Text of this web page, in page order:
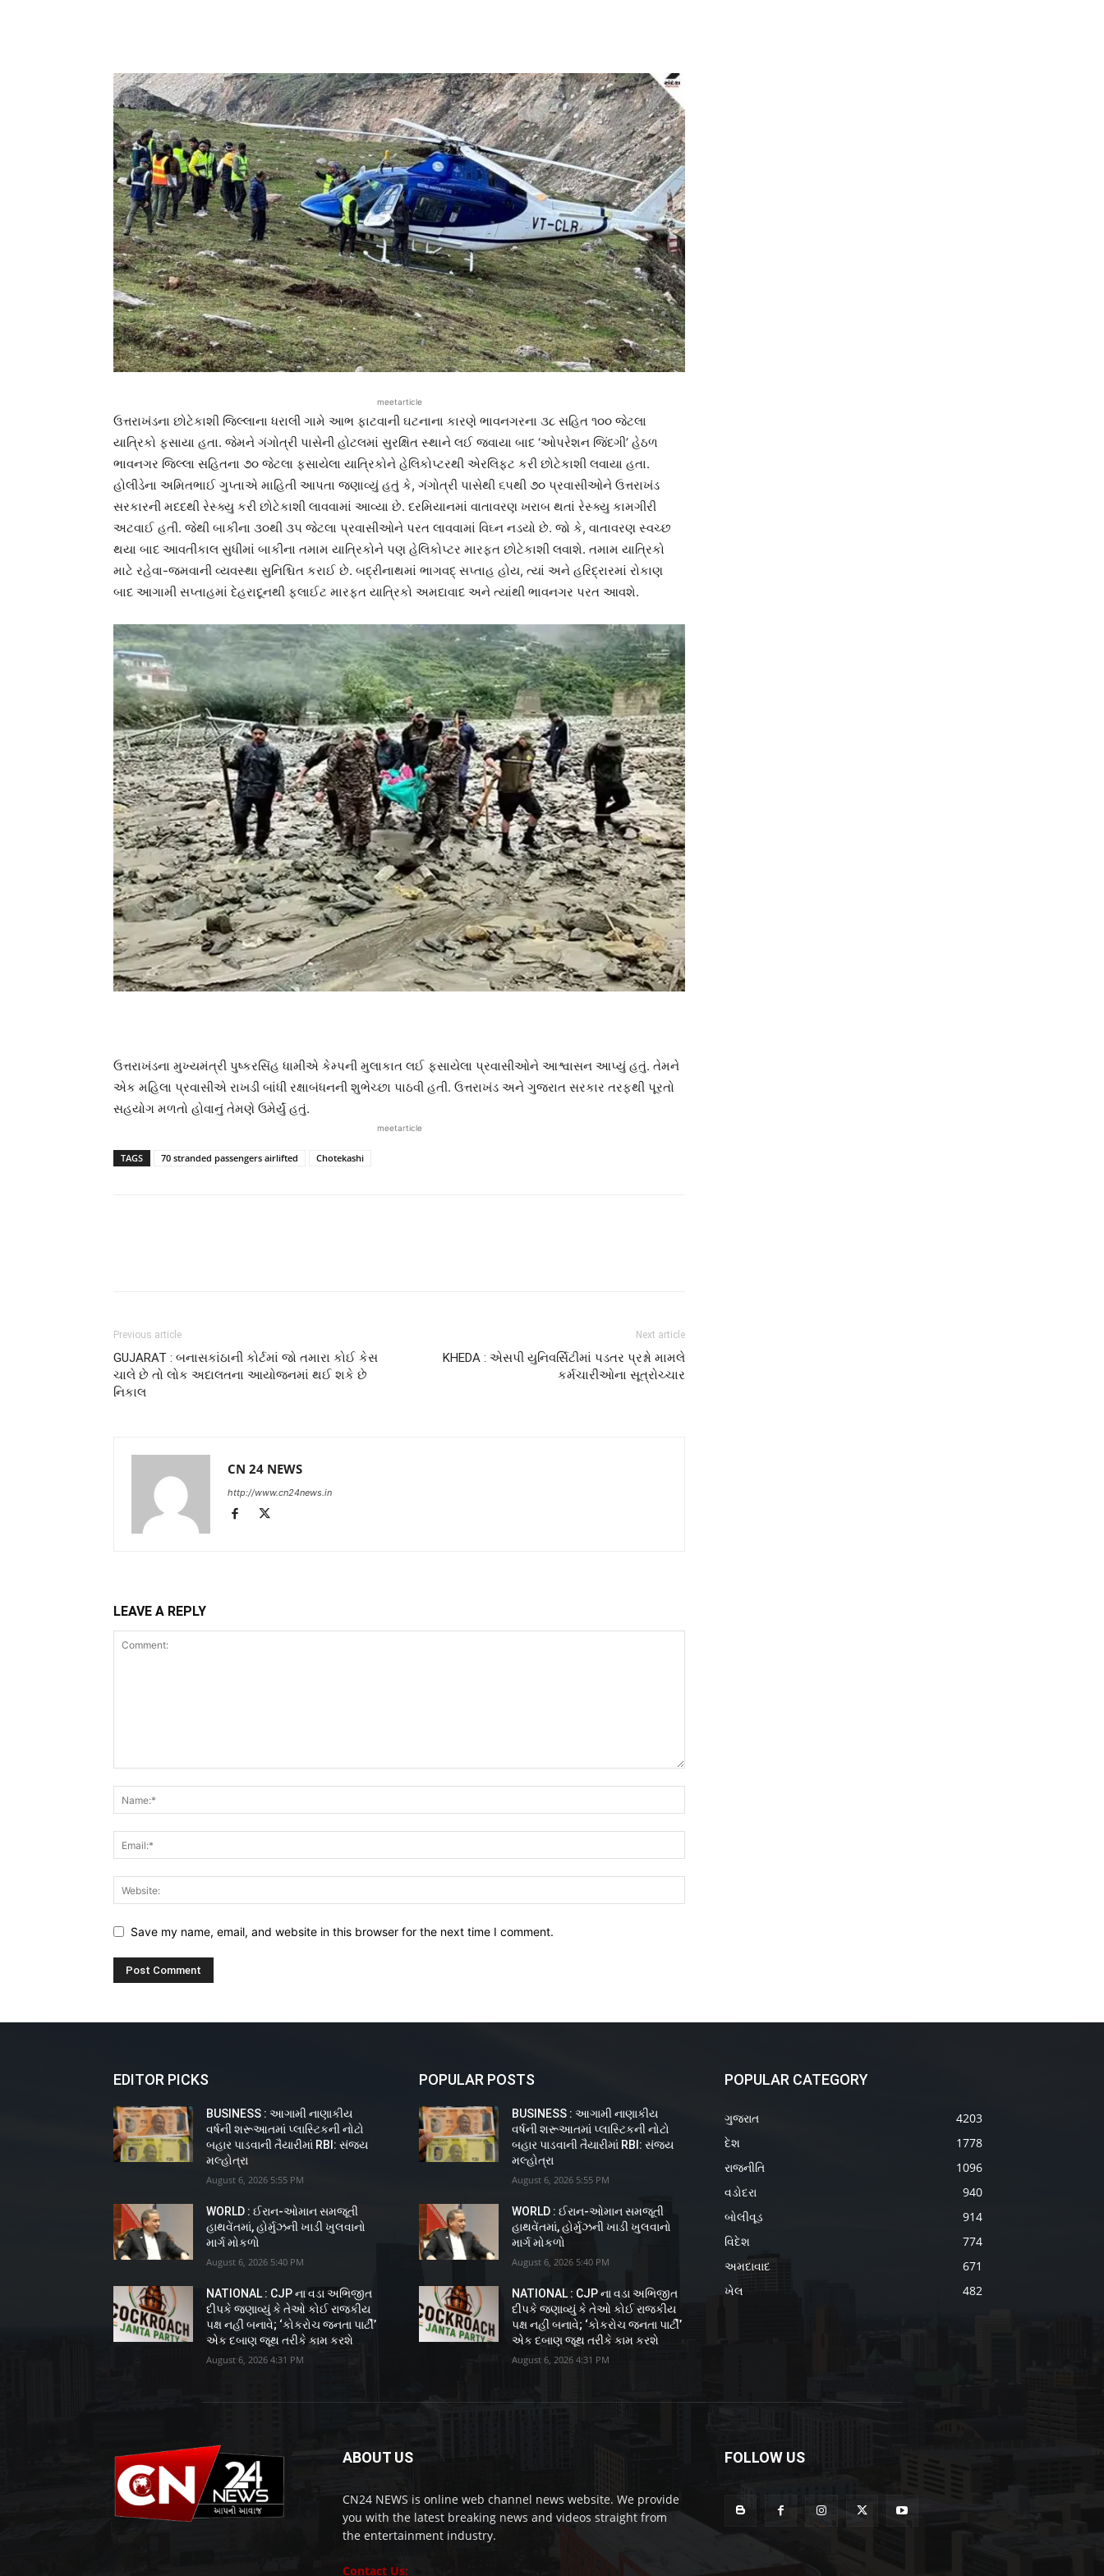
meetarticle
ઉત્તરાખંડના છોટેકાશી જિલ્લાના ધરાલી ગામે આભ ફાટવાની ઘટનાના કારણે ભાવનગરના ૩૮ સહિત ૧૦૦ જેટલા
યાત્રિકો ફસાયા હતા. જેમને ગંગોત્રી પાસેની હોટલમાં સુરક્ષિત સ્થાને લઈ જવાયા બાદ ‘ઓપરેશન જિંદગી’ હેઠળ
ભાવનગર જિલ્લા સહિતના ૭૦ જેટલા ફસાયેલા યાત્રિકોને હેલિકોપ્ટરથી એરલિફ્ટ કરી છોટેકાશી લવાયા હતા.
હોલીડેના અમિતભાઈ ગુપ્તાએ માહિતી આપતા જણાવ્યું હતું કે, ગંગોત્રી પાસેથી ૬૫થી ૭૦ પ્રવાસીઓને ઉત્તરાખંડ
સરકારની મદદથી રેસ્ક્યુ કરી છોટેકાશી લાવવામાં આવ્યા છે. દરમિયાનમાં વાતાવરણ ખરાબ થતાં રેસ્ક્યુ કામગીરી
અટવાઈ હતી. જેથી બાકીના ૩૦થી ૩૫ જેટલા પ્રવાસીઓને પરત લાવવામાં વિઘ્ન નડયો છે. જો કે, વાતાવરણ સ્વચ્છ
થયા બાદ આવતીકાલ સુધીમાં બાકીના તમામ યાત્રિકોને પણ હેલિકોપ્ટર મારફત છોટેકાશી લવાશે. તમામ યાત્રિકો
માટે રહેવા-જમવાની વ્યવસ્થા સુનિશ્ચિત કરાઈ છે. બદ્રીનાથમાં ભાગવદ્ સપ્તાહ હોય, ત્યાં અને હરિદ્રારમાં રોકાણ
બાદ આગામી સપ્તાહમાં દેહરાદૂનથી ફ્લાઈટ મારફત યાત્રિકો અમદાવાદ અને ત્યાંથી ભાવનગર પરત આવશે.
ઉત્તરાખંડના મુખ્યમંત્રી પુષ્કરસિંહ ધામીએ કેમ્પની મુલાકાત લઈ ફસાયેલા પ્રવાસીઓને આશ્વાસન આપ્યું હતું. તેમને
એક મહિલા પ્રવાસીએ રાખડી બાંધી રક્ષાબંધનની શુભેચ્છા પાઠવી હતી. ઉત્તરાખંડ અને ગુજરાત સરકાર તરફથી પૂરતો
સહયોગ મળતો હોવાનું તેમણે ઉમેર્યું હતું.
meetarticle
TAGS 70 stranded passengers airlifted Chotekashi
Previous article
GUJARAT : બનાસકાંઠાની કોર્ટમાં જો તમારા કોઈ કેસ
ચાલે છે તો લોક અદાલતના આયોજનમાં થઈ શકે છે
નિકાલ
Next article
KHEDA : એસપી યુનિવર્સિટીમાં પડતર પ્રશ્નો મામલે
કર્મચારીઓના સૂત્રોચ્ચાર
CN 24 NEWS
http://www.cn24news.in
LEAVE A REPLY
Save my name, email, and website in this browser for the next time I comment.
EDITOR PICKS
BUSINESS : આગામી નાણાકીય
વર્ષની શરૂઆતમાં પ્લાસ્ટિકની નોટો
બહાર પાડવાની તૈયારીમાં RBI: સંજય
મલ્હોત્રા
August 6, 2026 5:55 PM
WORLD : ઈરાન-ઓમાન સમજૂતી
હાથવેંતમાં, હોર્મુઝની ખાડી ખુલવાનો
માર્ગ મોકળો
August 6, 2026 5:40 PM
NATIONAL : CJP ના વડા અભિજીત
દીપકે જણાવ્યું કે તેઓ કોઈ રાજકીય
પક્ષ નહીં બનાવે; ‘કોકરોચ જનતા પાર્ટી’
એક દબાણ જૂથ તરીકે કામ કરશે
August 6, 2026 4:31 PM
POPULAR POSTS
BUSINESS : આગામી નાણાકીય
વર્ષની શરૂઆતમાં પ્લાસ્ટિકની નોટો
બહાર પાડવાની તૈયારીમાં RBI: સંજય
મલ્હોત્રા
August 6, 2026 5:55 PM
WORLD : ઈરાન-ઓમાન સમજૂતી
હાથવેંતમાં, હોર્મુઝની ખાડી ખુલવાનો
માર્ગ મોકળો
August 6, 2026 5:40 PM
NATIONAL : CJP ના વડા અભિજીત
દીપકે જણાવ્યું કે તેઓ કોઈ રાજકીય
પક્ષ નહીં બનાવે; ‘કોકરોચ જનતા પાર્ટી’
એક દબાણ જૂથ તરીકે કામ કરશે
August 6, 2026 4:31 PM
POPULAR CATEGORY
ગુજરાત
4203
દેશ
1778
રાજનીતિ
1096
વડોદરા
940
બોલીવૂડ
914
વિદેશ
774
અમદાવાદ
671
ખેલ
482
ABOUT US
CN24 NEWS is online web channel news website. We provide
you with the latest breaking news and videos straight from
the entertainment industry.
Contact Us:
FOLLOW US